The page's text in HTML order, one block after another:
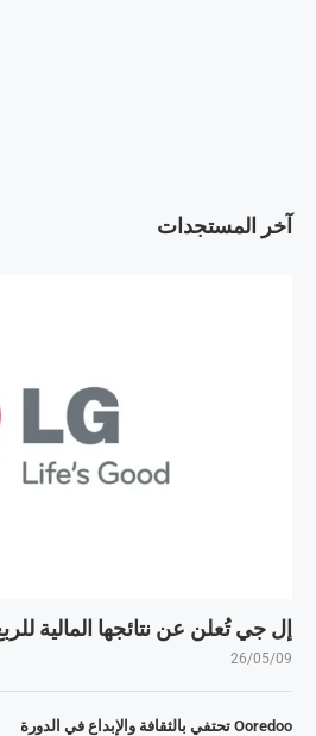
آخر المستجدات
إل جي تُعلن عن نتائجها المالية للربع
26/05/09
Ooredoo تحتفي بالثقافة والإبداع في الدورة